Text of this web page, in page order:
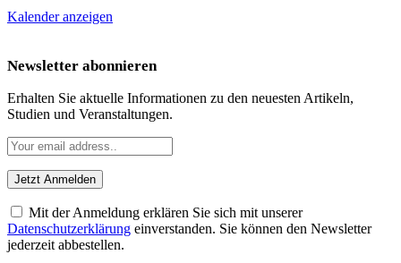
Kalender anzeigen
Newsletter abonnieren
Erhalten Sie aktuelle Informationen zu den neuesten Artikeln,
Studien und Veranstaltungen.
Mit der Anmeldung erklären Sie sich mit unserer
Datenschutzerklärung einverstanden. Sie können den Newsletter
jederzeit abbestellen.